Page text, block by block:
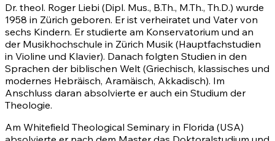
Dr. theol. Roger Liebi (Dipl. Mus., B.Th., M.Th., Th.D.) wurde
1958 in Zürich geboren. Er ist verheiratet und Vater von
sechs Kindern. Er studierte am Konservatorium und an
der Musikhochschule in Zürich Musik (Hauptfachstudien
in Violine und Klavier). Danach folgten Studien in den
Sprachen der biblischen Welt (Griechisch, klassisches und
modernes Hebräisch, Aramäisch, Akkadisch). Im
Anschluss daran absolvierte er auch ein Studium der
Theologie.
Am Whitefield Theological Seminary in Florida (USA)